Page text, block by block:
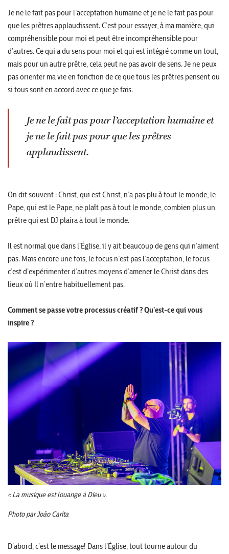
Je ne le fait pas pour l’acceptation humaine et je ne le fait pas pour
que les prêtres applaudissent. C’est pour essayer, à ma manière, qui
compréhensible pour moi et peut être incompréhensible pour
d’autres. Ce qui a du sens pour moi et qui est intégré comme un tout,
mais pour un autre prêtre, cela peut ne pas avoir de sens. Je ne peux
pas orienter ma vie en fonction de ce que tous les prêtres pensent ou
si tous sont en accord avec ce que je fais.
Je ne le fait pas pour l’acceptation humaine et
je ne le fait pas pour que les prêtres
applaudissent.
On dit souvent : Christ, qui est Christ, n’a pas plu à tout le monde, le
Pape, qui est le Pape, ne plaît pas à tout le monde, combien plus un
prêtre qui est DJ plaira à tout le monde.
Il est normal que dans l’Église, il y ait beaucoup de gens qui n’aiment
pas. Mais encore une fois, le focus n’est pas l’acceptation, le focus
c’est d’expérimenter d’autres moyens d’amener le Christ dans des
lieux où Il n’entre habituellement pas.
Comment se passe votre processus créatif ? Qu’est-ce qui vous
inspire ?
« La musique est louange à Dieu ».
Photo par João Carita
D’abord, c’est le message! Dans l’Église, tout tourne autour du